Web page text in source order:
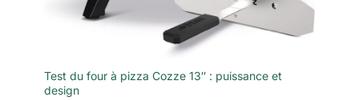
Test du four à pizza Cozze 13″ : puissance et
design